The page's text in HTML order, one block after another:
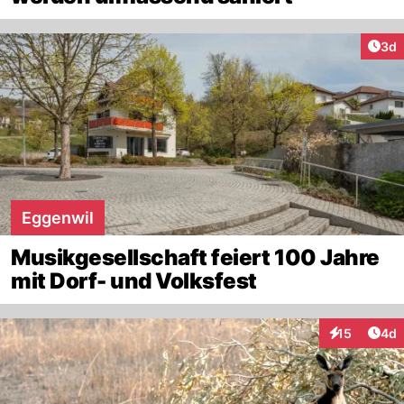
3d
Eggenwil
Musikgesellschaft feiert 100 Jahre
mit Dorf- und Volksfest
15
Interaktionen
4d